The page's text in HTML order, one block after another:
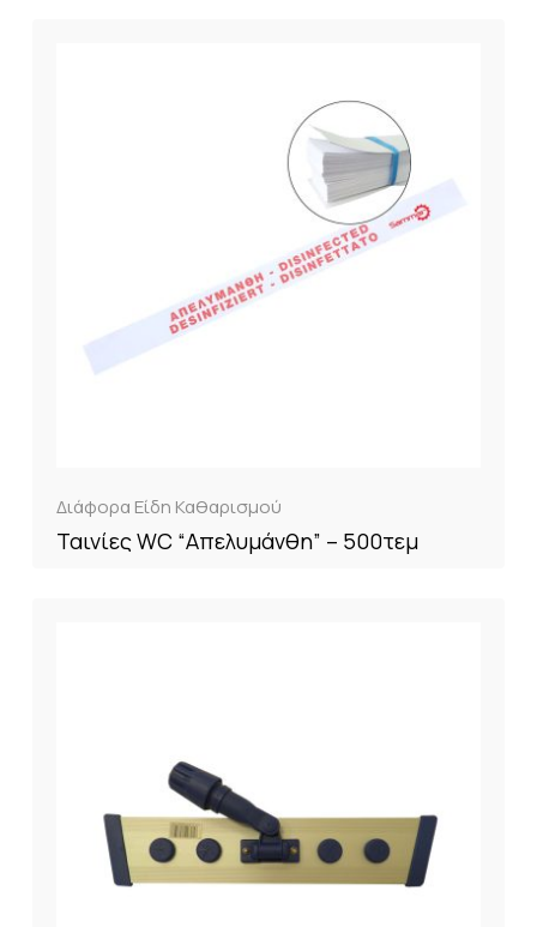
Διάφορα Είδη Καθαρισμού
Ταινίες WC “Απελυμάνθη” – 500τεμ